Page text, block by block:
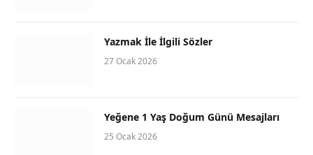
Yazmak İle İlgili Sözler
27 Ocak 2026
Yeğene 1 Yaş Doğum Günü Mesajları
25 Ocak 2026